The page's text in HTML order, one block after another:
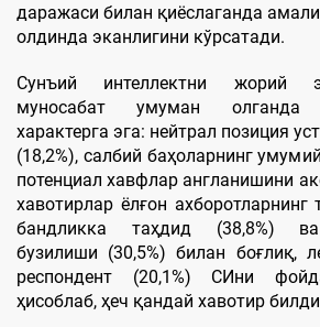
даражаси билан қиёслаганда
олдинда эканлигини кўрсатади.
Сунъий интеллектни жорий
муносабат умуман олганда
характерга эга: нейтрал позиция
(18,2%), салбий баҳоларнинг
потенциал хавфлар англанишини
хавотирлар ёлғон ахборотларнинг
бандликка таҳдид (38,8%)
бузилиши (30,5%) билан боғлиқ,
респондент (20,1%) СИни
ҳисоблаб, ҳеч қандай хавотир